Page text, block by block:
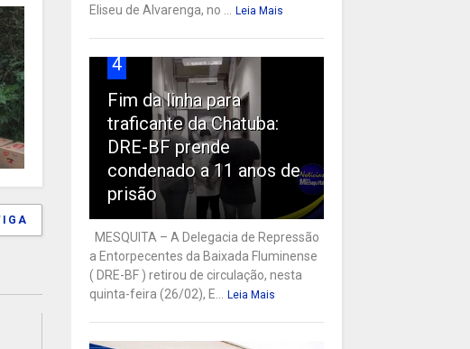
Eliseu de Alvarenga, no ... Leia Mais
4
Fim da linha para
traficante da Chatuba:
DRE-BF prende
condenado a 11 anos de
prisão
MESQUITA – A Delegacia de Repressão
a Entorpecentes da Baixada Fluminense
( DRE-BF ) retirou de circulação, nesta
quinta-feira (26/02), E... Leia Mais